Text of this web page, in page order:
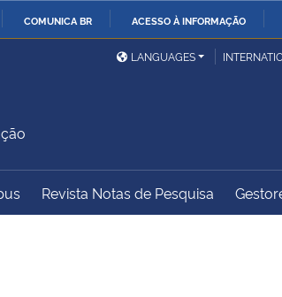
COMUNICA BR ACESSO À INFORMAÇÃO
Ministério das Relações
Exteriores
Controladoria-Geral da
LANGUAGES
Revista Notas de Pesquisa